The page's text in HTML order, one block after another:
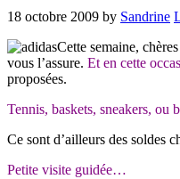
18 octobre 2009 by Sandrine
Cette semaine,
vous l’assure. Et en cette
proposées.
Tennis, baskets, sneakers, ou
Ce sont d’ailleurs des soldes
Petite visite guidée…